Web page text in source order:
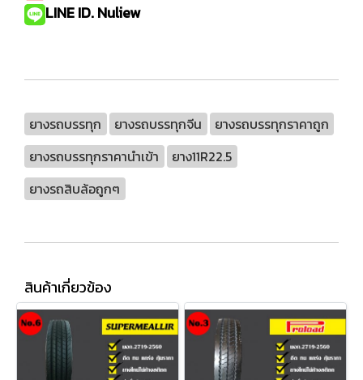
LINE ID. Nuliew
ยางรถบรรทุก ยางรถบรรทุกจีน
ยางรถบรรทุกราคาถูก
ยางรถบรรทุกราคานำเข้า
ยาง11R22.5
ยางรถสิบล้อถูกๆ
สินค้าเกี่ยวข้อง